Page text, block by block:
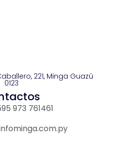
221, Minga Guazú
0123
973 761461